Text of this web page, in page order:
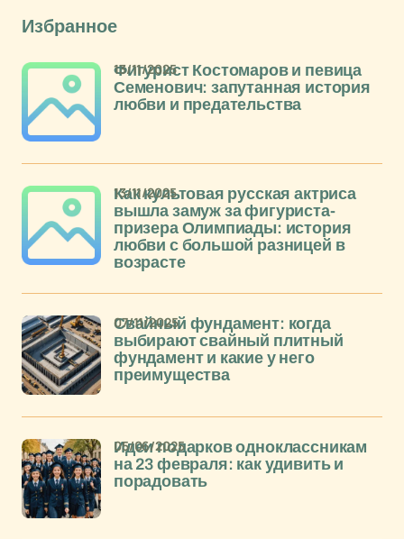
Избранное
Фигурист Костомаров и певица
Семенович: запутанная история
любви и предательства
13/11/2025
Как культовая русская актриса
вышла замуж за фигуриста-
призера Олимпиады: история
любви с большой разницей в
возрасте
13/11/2025
Свайный фундамент: когда
выбирают свайный плитный
фундамент и какие у него
преимущества
07/11/2025
Идеи подарков одноклассникам
на 23 февраля: как удивить и
порадовать
05/06/2025